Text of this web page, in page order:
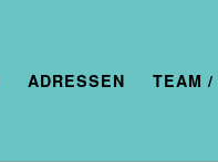
ADRESSEN TEAM /